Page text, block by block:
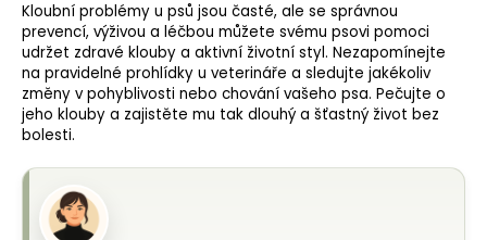
Kloubní problémy u psů jsou časté, ale se správnou
prevencí, výživou a léčbou můžete svému psovi pomoci
udržet zdravé klouby a aktivní životní styl. Nezapomínejte
na pravidelné prohlídky u veterináře a sledujte jakékoliv
změny v pohyblivosti nebo chování vašeho psa. Pečujte o
jeho klouby a zajistěte mu tak dlouhý a šťastný život bez
bolesti.